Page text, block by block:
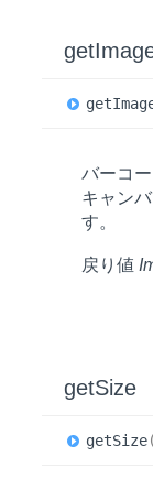
get
get
バーコ
キャン
す。
戻り値
getSize
getSize(